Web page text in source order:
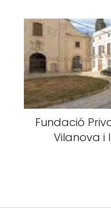
Fundació
Vilanova i